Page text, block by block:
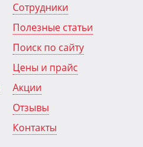
Сотрудники
Полезные статьи
Поиск по сайту
Цены и прайс
Акции
Отзывы
Контакты